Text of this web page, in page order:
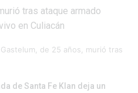
tras ataque armado
en Culiacán
de 25 años, murió tras
de Santa Fe Klan deja un